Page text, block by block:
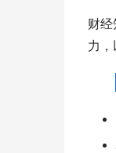
财
力，